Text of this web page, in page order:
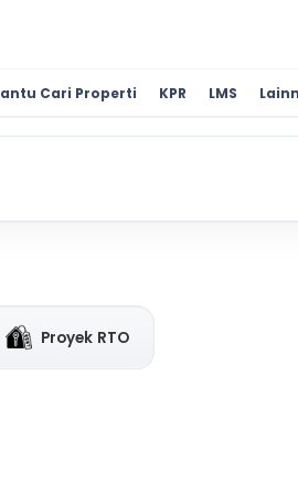
Cari Properti KPR LMS
Proyek RTO